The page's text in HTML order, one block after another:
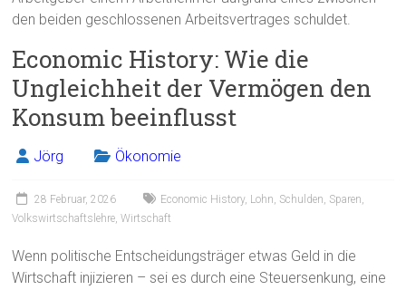
den beiden geschlossenen Arbeitsvertrages schuldet.
Economic History: Wie die
Ungleichheit der Vermögen den
Konsum beeinflusst
Jörg Ökonomie
28 Februar, 2026 Economic History, Lohn, Schulden, Sparen,
Volkswirtschaftslehre,Wirtschaft
Wenn politische Entscheidungsträger etwas Geld in die
Wirtschaft injizieren – sei es durch eine Steuersenkung, eine